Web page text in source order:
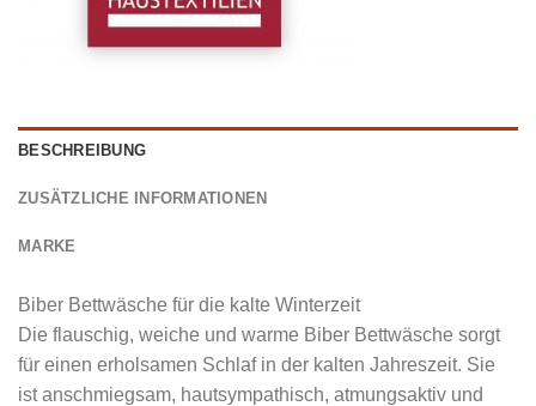
BESCHREIBUNG
ZUSÄTZLICHE INFORMATIONEN
MARKE
Biber Bettwäsche für die kalte Winterzeit
Die flauschig, weiche und warme Biber Bettwäsche sorgt
für einen erholsamen Schlaf in der kalten Jahreszeit. Sie
ist anschmiegsam, hautsympathisch, atmungsaktiv und